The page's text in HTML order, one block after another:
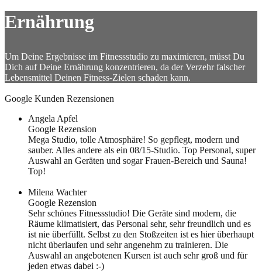
Ernährung
Um Deine Ergebnisse im Fitnessstudio zu maximieren, müsst Du
Dich auf Deine Ernährung konzentrieren, da der Verzehr falscher
Lebensmittel Deinen Fitness-Zielen schaden kann.
Google Kunden Rezensionen
Angela Apfel
Google Rezension
Mega Studio, tolle Atmosphäre! So gepflegt, modern und
sauber. Alles andere als ein 08/15-Studio. Top Personal, super
Auswahl an Geräten und sogar Frauen-Bereich und Sauna!
Top!
Milena Wachter
Google Rezension
Sehr schönes Fitnessstudio! Die Geräte sind modern, die
Räume klimatisiert, das Personal sehr, sehr freundlich und es
ist nie überfüllt. Selbst zu den Stoßzeiten ist es hier überhaupt
nicht überlaufen und sehr angenehm zu trainieren. Die
Auswahl an angebotenen Kursen ist auch sehr groß und für
jeden etwas dabei :-)